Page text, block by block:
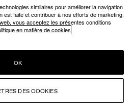
similaires pour améliorer la navigation
est faite et contribuer à nos efforts de marketing.
vous acceptez les présentes conditions
en matière de cookies
DES COOKIES
OK